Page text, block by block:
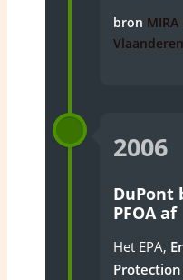
bron
Vlaanderen
2006
DuPont
PFOA af
Het EPA,